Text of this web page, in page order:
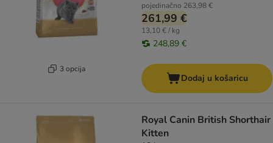
3 opcija
pojedinačno 263,98 €
261,99 €
13,10 € / kg
248,89 €
Dodaj u košaricu
Royal Canin British Shorthair
Kitten